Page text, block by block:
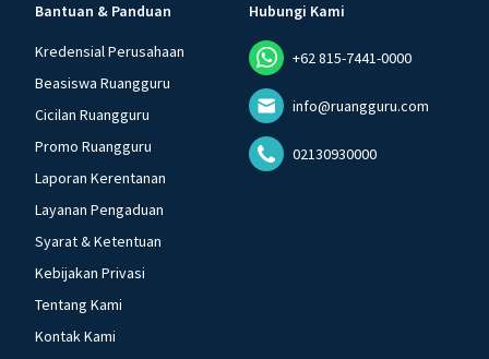
Bantuan & Panduan
Kredensial Perusahaan
Beasiswa Ruangguru
Cicilan Ruangguru
Promo Ruangguru
Laporan Kerentanan
Layanan Pengaduan
Syarat & Ketentuan
Kebijakan Privasi
Tentang Kami
Kontak Kami
Hubungi Kami
+62 815-7441-0000
info@ruangguru.com
02130930000